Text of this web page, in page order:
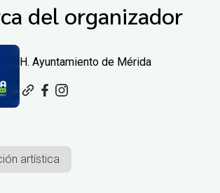
del organizador
H. Ayuntamiento de Mérida
artística